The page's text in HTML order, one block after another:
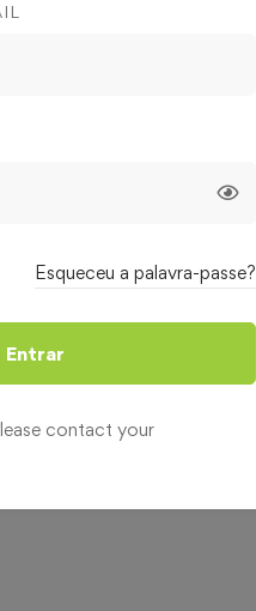
total flexibilidade em
definida e o
acesso à Internet. Pode
Profissionais que atuem ou
digitais; Qualquer
Esqueceu a palavra-passe?
Entrar
contact your